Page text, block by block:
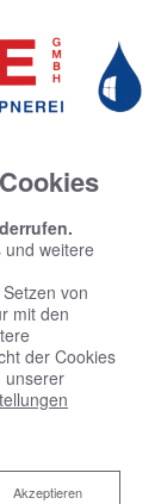
weitere
von
mit den
der Cookies
unserer
Akzeptieren